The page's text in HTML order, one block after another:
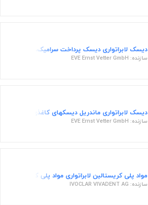
دیسک لابراتواری دیسک پرداخت سرامیک،زیرکنیاو فلز قطر4سانتیمتر
سازنده: EVE Ernst Vetter GmbH
دیسک لابراتواری ماندریل دیسکهای کاغذی کد 9595
سازنده: EVE Ernst Vetter GmbH
مواد پلی کریستالین لابراتواری مواد پلی کریستالین
سازنده: IVOCLAR VIVADENT AG